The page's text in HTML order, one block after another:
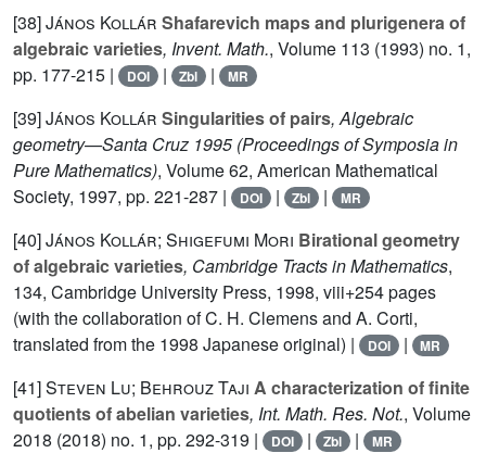
[38]János Kollár Shafarevich maps and plurigenera of
algebraic varieties, Invent. Math., Volume 113 (1993) no. 1,
pp. 177-215 |
DOI | Zbl | MR
[39]János Kollár Singularities of pairs, Algebraic
geometry—Santa Cruz 1995(Proceedings of Symposia in
Pure Mathematics), Volume 62, American Mathematical
Society, 1997, pp. 221-287 |
DOI | Zbl | MR
[40]János Kollár; Shigefumi Mori Birational geometry
of algebraic varieties, Cambridge Tracts in Mathematics,
134, Cambridge University Press, 1998, viii+254 pages
(with the collaboration of C. H. Clemens and A. Corti,
translated from the 1998 Japanese original) |
DOI | MR
[41]Steven Lu; Behrouz Taji A characterization of finite
quotients of abelian varieties, Int. Math. Res. Not., Volume
2018 (2018) no. 1, pp. 292-319 | DOI | Zbl | MR